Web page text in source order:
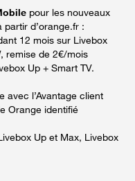
pour les nouveaux
d’orange.fr :
12 mois sur Livebox
remise de 2€/mois
Up + Smart TV.
avec l’Avantage client
Orange identifié
Up et Max, Livebox